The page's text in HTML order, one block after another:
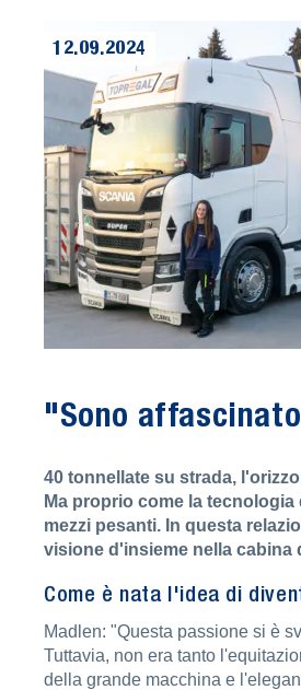
12.09.2024
"Sono
40 tonnellate su strada,
Ma proprio come la
mezzi pesanti. In questa
visione d'insieme nella cabina
Come è nata l'idea di
Madlen: "Questa passione si è
Tuttavia, non era tanto
della grande macchina e